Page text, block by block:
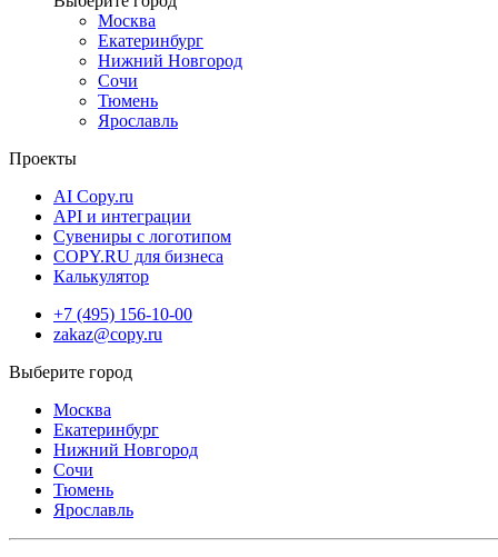
Москва
Екатеринбург
Нижний Новгород
Сочи
Тюмень
Ярославль
Проекты
AI Copy.ru
API и интеграции
Сувениры с логотипом
COPY.RU для бизнеса
Калькулятор
+7 (495) 156-10-00
zakaz@copy.ru
Москва
Екатеринбург
Нижний Новгород
Сочи
Тюмень
Ярославль